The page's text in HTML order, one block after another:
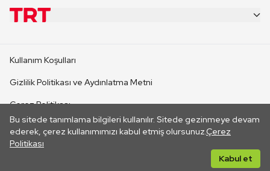
Bu sitede tanımlama bilgileri kullanılır. Sitede gezinmeye devam
ederek, çerez kullanımımızı kabul etmiş olursunuz.Çerez
Politikası
Kabul et
CANLI YAYINLAR
Kullanım Koşulları
Gizlilik Politikası ve Aydınlatma Metni
Çerez Politikası
İletişim
Her hakkı saklıdır. ©2026 TRT. Bağlantı yoluyla gidilen dış